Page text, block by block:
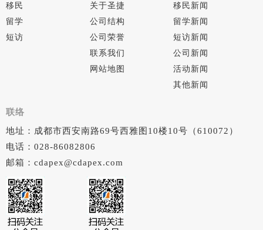
移民
留学
短访
关于圣捷
公司结构
公司荣誉
联系我们
网站地图
移民新闻
留学新闻
短访新闻
公司新闻
活动新闻
其他新闻
联络
地址：成都市西安南路69号西雅图10楼10号（610072）
电话：028-86082806
邮箱：cdapex@cdapex.com